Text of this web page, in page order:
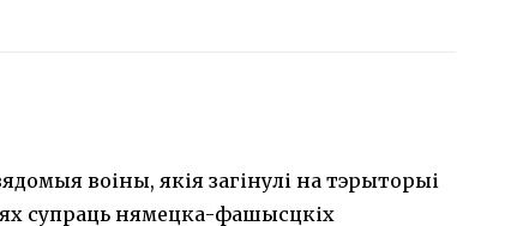
воіны, якія загінулі на тэрыторыі
супраць нямецка-фашысцкіх